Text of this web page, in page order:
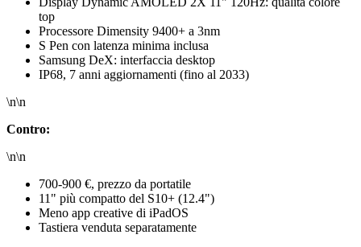
top
Processore Dimensity 9400+ a 3nm
S Pen con latenza minima inclusa
Samsung DeX: interfaccia desktop
IP68, 7 anni aggiornamenti (fino al 2033)
\n\n
Contro:
\n\n
700-900 €, prezzo da portatile
11" più compatto del S10+ (12.4")
Meno app creative di iPadOS
Tastiera venduta separatamente